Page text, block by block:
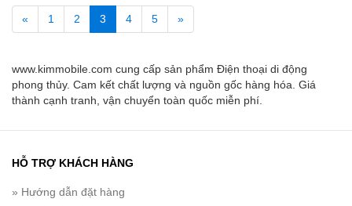
« 1 2 3 4 5 »
www.kimmobile.com cung cấp sản phẩm Điện thoại di động
phong thủy. Cam kết chất lượng và nguồn gốc hàng hóa. Giá
thành cạnh tranh, vận chuyển toàn quốc miễn phí.
HỖ TRỢ KHÁCH HÀNG
» Hướng dẫn đặt hàng